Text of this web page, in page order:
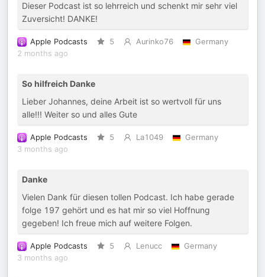
Dieser Podcast ist so lehrreich und schenkt mir sehr viel
Zuversicht! DANKE!
Apple Podcasts 5 Aurinko76
Germany
2 months ago
So hilfreich Danke
Lieber Johannes, deine Arbeit ist so wertvoll für uns
alle!!! Weiter so und alles Gute
Apple Podcasts 5 La1049
Germany
3 months ago
Danke
Vielen Dank für diesen tollen Podcast. Ich habe gerade
folge 197 gehört und es hat mir so viel Hoffnung
gegeben! Ich freue mich auf weitere Folgen.
Apple Podcasts 5 Lenucc
Germany
3 months ago